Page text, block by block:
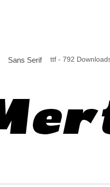
Sans Serif ttf - 792